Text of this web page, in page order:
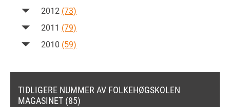
2012 (73)
2011 (79)
2010 (59)
TIDLIGERE NUMMER AV FOLKEHØGSKOLEN
MAGASINET (85)